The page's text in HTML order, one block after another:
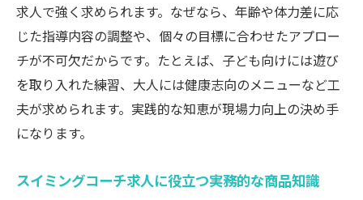
求人で強く求められます。なぜなら、年齢や体力差に応
じた指導内容の調整や、個々の目標に合わせたアプロー
チが不可欠だからです。たとえば、子ども向けには遊び
を取り入れた練習、大人には健康志向のメニューなど工
夫が求められます。実践的な知恵が現場力向上の決め手
になります。
スイミングコーチ求人に役立つ実務的な商品知識